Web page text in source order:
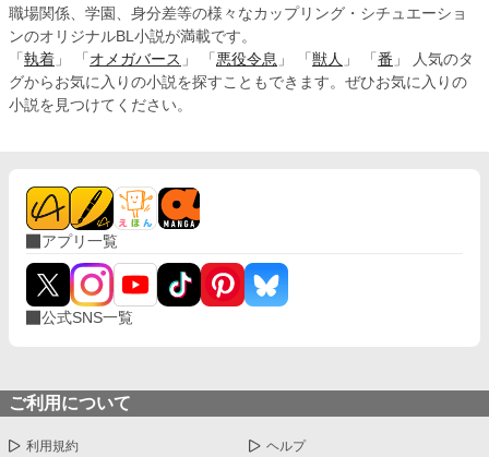
職場関係、学園、身分差等の様々なカップリング・シチュエーショ
ンのオリジナルBL小説が満載です。
「 執着 」 「 オメガバース 」 「 悪役令息 」 「 獣人 」 「 番 」 人気のタ
グからお気に入りの小説を探すこともできます。ぜひお気に入りの
小説を見つけてください。
アプリ一覧
公式SNS一覧
ご利用について
利用規約 ヘルプ